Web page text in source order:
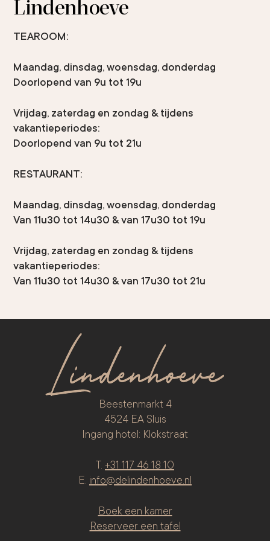
Lindenhoeve
TEAROOM:
Maandag, dinsdag, woensdag, donderdag
Doorlopend van 9u tot 19u
Vrijdag, zaterdag en zondag & tijdens
vakantieperiodes:
Doorlopend van 9u tot 21u
RESTAURANT:
Maandag, dinsdag, woensdag, donderdag
Van 11u30 tot 14u30 & van 17u30 tot 19u
Vrijdag, zaterdag en zondag & tijdens
vakantieperiodes:
Van 11u30 tot 14u30 & van 17u30 tot 21u
Beestenmarkt 4
4524 EA Sluis
Ingang hotel: Klokstraat
T. +31 117 46 18 10
E. info@delindenhoeve.nl
Boek een kamer
Reserveer een tafel